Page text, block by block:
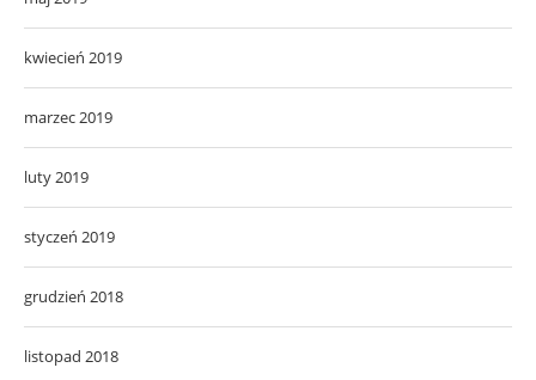
kwiecień 2019
marzec 2019
luty 2019
styczeń 2019
grudzień 2018
listopad 2018